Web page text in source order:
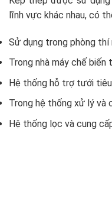
lĩnh vực khác nhau, có
Sử dụng trong phòng thí
Trong nhà máy chế
Hệ thống hỗ trợ tưới
Trong hệ thống xử lý và
Hệ thống lọc và cung